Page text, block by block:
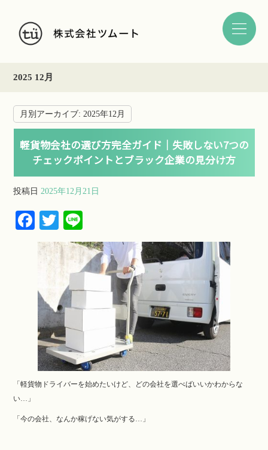
2025 12月
月別アーカイブ:2025年12月
軽貨物会社の選び方完全ガイド｜失敗しない7つの
チェックポイントとブラック企業の見分け方
投稿日 2025年12月21日
Fa
ce
bo
T
wi
tte
r
ne
「軽貨物ドライバーを始めたいけど、どの会社を選べばいいかわからな
い…」
「今の会社、なんか稼げない気がする…」